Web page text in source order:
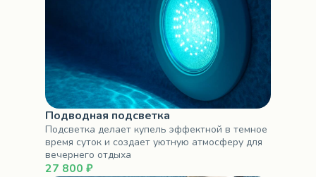
Подводная подсветка
Подсветка делает купель эффектной в темное
время суток и создает уютную атмосферу для
вечернего отдыха
27 800 ₽